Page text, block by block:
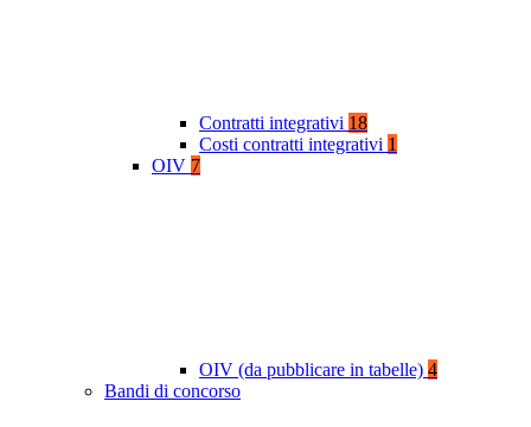
Contratti integrativi 18
Costi contratti integrativi 1
OIV 7
OIV (da pubblicare in tabelle) 4
Bandi di concorso